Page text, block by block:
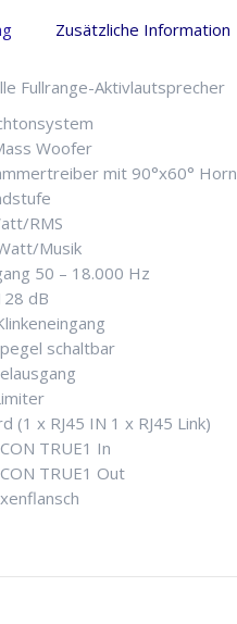
Zusätzliche Information
Fullrange-Aktivlautsprecher
Woofer
mit 90°x60° Horn
RMS
Musik
50 – 18.000 Hz
dB
schaltbar
(1 x RJ45 IN 1 x RJ45 Link)
TRUE1 In
TRUE1 Out